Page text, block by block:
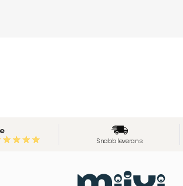
Snabb leverans